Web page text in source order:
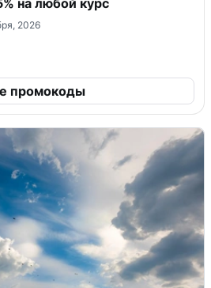
2026
промокоды